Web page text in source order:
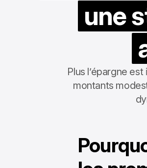
une
Plus l’épargne
montants